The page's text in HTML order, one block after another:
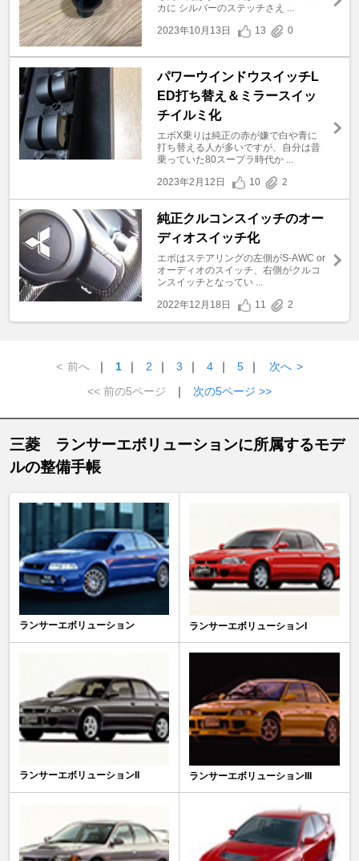
カに シルバーのステッチさえ ...
2023年10月13日
13 0
パワーウインドウスイッチL
ED打ち替え＆ミラースイッ
チイルミ化
エボX乗りは純正の赤が嫌で白や青に
打ち替える人が多いですが、自分は昔
乗っていた80スープラ時代か ...
2023年2月12日
10 2
純正クルコンスイッチのオー
ディオスイッチ化
エボはステアリングの左側がS-AWC or
オーディオのスイッチ、右側がクルコ
ンスイッチとなってい ...
2022年12月18日
11 2
< 前へ ｜ 1 ｜ 2 ｜ 3 ｜ 4 ｜ 5 ｜ 次へ >
<< 前の5ページ
｜ 次の5ページ >>
三菱 ランサーエボリューションに所属するモデ
ルの整備手帳
ランサーエボリューション ランサーエボリューションI
ランサーエボリューションII ランサーエボリューションIII